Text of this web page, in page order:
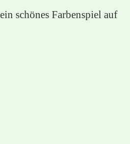
schönes Farbenspiel auf